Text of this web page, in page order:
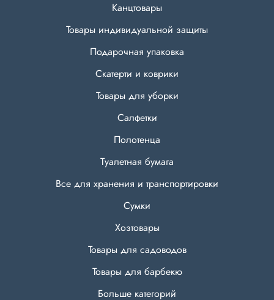
Канцтовары
Товары индивидуальной защиты
Подарочная упаковка
Скатерти и коврики
Товары для уборки
Салфетки
Полотенца
Туалетная бумага
Все для хранения и транспортировки
Сумки
Хозтовары
Товары для садоводов
Товары для барбекю
Больше категорий